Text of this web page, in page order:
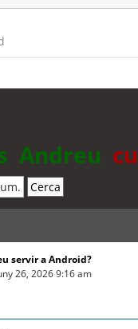
Andreu
servir a Android?
26, 2026 9:16 am